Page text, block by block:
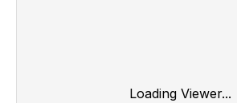
Loading Viewer...